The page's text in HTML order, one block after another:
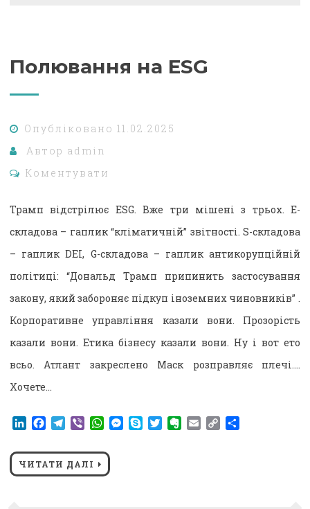
Полювання на ESG
Опубліковано 11.02.2025
Автор admin
Коментувати
Трамп відстрілює ESG. Вже три мішені з трьох. E-
складова – гаплик “кліматичній” звітності. S-складова
– гаплик DEI, G-складова – гаплик антикорупційній
політиці: “Дональд Трамп припинить застосування
закону, який забороняє підкуп іноземних чиновників” .
Корпоративне управління казали вони. Прозорість
казали вони. Етика бізнесу казали вони. Ну і вот ето
всьо. Атлант закреслено Маск розправляє плечі….
Хочете…
LinkedIn
Facebook
Telegram
ViberWhatsApp
Messenger
SkypeTwitterEvernote
EmailCopy
ЧИТАТИ ДАЛІ